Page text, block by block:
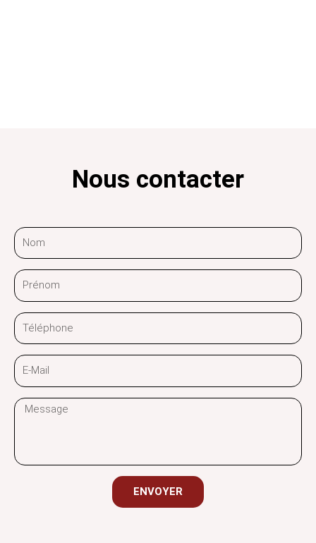
Nous contacter
Nom
Prénom
Téléphone
E-
Mail
Message
ENVOYER